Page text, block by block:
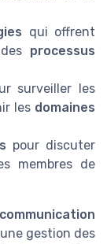
qui offrent
des processus
surveiller les
les domaines
pour discuter
membres de
communication
gestion des